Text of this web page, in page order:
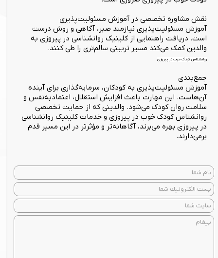
نقش مشاوره تخصصی در آموزش مسئولیت‌پذیری
آموزش مسئولیت‌پذیری نیازمند صبر، آگاهی و روش درست
است. دریافت راهنمایی از کلینیک روانشناسی در پیروزی به
والدین کمک می‌کند مسیر تربیتی سالم‌تری را طی کنند.
روانشناس کودک خوب در پیروزی
جمع‌بندی
آموزش مسئولیت‌پذیری به کودکان، سرمایه‌گذاری برای آینده
آن‌هاست. این مهارت باعث افزایش استقلال، اعتمادبه‌نفس و
سلامت روان کودک می‌شود. والدینی که از حمایت تخصصی
روانشناس کودک خوب در پیروزی و خدمات کلینیک روانشناسی
در پیروزی بهره می‌برند، آگاهانه‌تر و مؤثرتر در این مسیر قدم
برمی‌دارند.